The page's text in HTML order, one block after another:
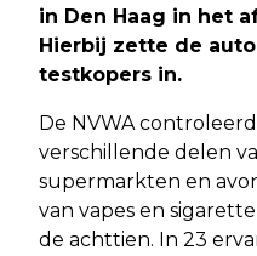
in Den Haag in het
Hierbij zette de
testkopers in.
De NVWA
verschillende delen
supermarkten en
van vapes en
de achttien. In 23